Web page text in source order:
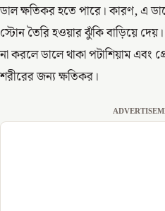
ডাল ক্ষতিকর হতে পারে। কারণ, এ
স্টোন তৈরি হওয়ার ঝুঁকি বাড়িয়ে
না করলে ডালে থাকা পটাশিয়াম এবং
শরীরের জন্য ক্ষতিকর।